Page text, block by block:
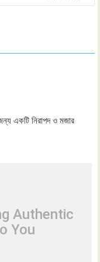
একটি নিরাপদ ও মজার
Authentic
You